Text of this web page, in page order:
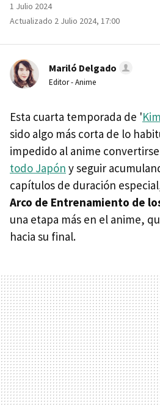
1 Julio 2024
Actualizado 2 Julio 2024, 17:00
Mariló Delgado
Editor - Anime
Esta cuarta temporada de '
sido algo más corta de lo
impedido al anime
todo Japón y seguir
capítulos de duración
Arco de Entrenamiento de
una etapa más en el anime,
hacia su final.